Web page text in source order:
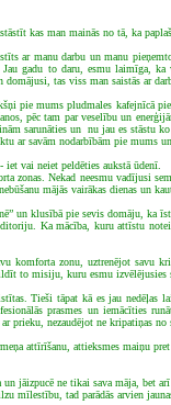
kas man mainās no tā, ka
ar manu darbu un manu
Jau gadu to daru, esmu laimīga,
domājusi, tas viss man saistās ar
pie mums pludmales kafejnīcā
pēc tam par veselību un
sarunāties un nu jau es stāstu
ar savām nodarbībām pie mums
vai neiet peldēties aukstā ūdenī.
zonas. Nekad neesmu vadījusi
mājās vairākas dienas un
un klusībā pie sevis domāju,
Ka mācība, kuru attīstu
komforta zonu, uztrenējot savu
to misiju, kuru esmu izvēlējusies
Tieši tāpat kā es jau nedēļas
prasmes un iemācīties
prieku, nezaudējot ne kripatiņas no
attīrīšanu, attieksmes maiņu
jāizpucē ne tikai sava māja, bet
mīlestību, tad parādās arvien